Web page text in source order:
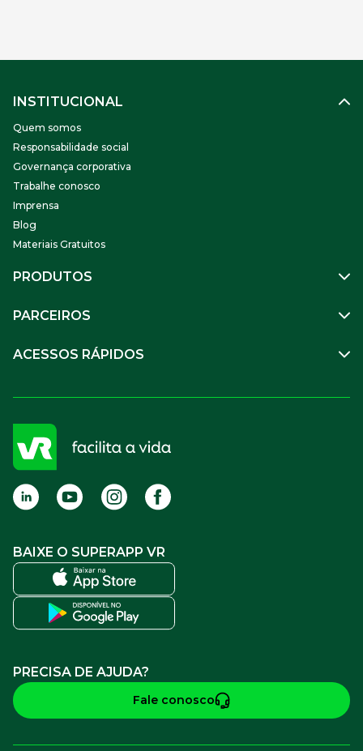
INSTITUCIONAL
Quem somos
Responsabilidade social
Governança corporativa
Trabalhe conosco
Imprensa
Blog
Materiais Gratuitos
PRODUTOS
Benefícios
Soluções Financeiras
Compre Online
PARCEIROS
Parceiro VR
APP VR Estabelecimentos
ACESSOS RÁPIDOS
Sou empresa
FAQ
Termos de Uso
BAIXE O SUPERAPP VR
PRECISA DE AJUDA?
Fale conosco